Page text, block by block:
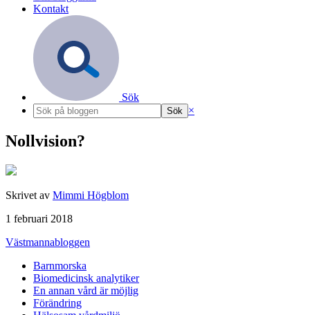
Kontakt
Sök
×
Nollvision?
Skrivet av Mimmi Högblom
1 februari 2018
Västmannabloggen
Barnmorska
Biomedicinsk analytiker
En annan vård är möjlig
Förändring